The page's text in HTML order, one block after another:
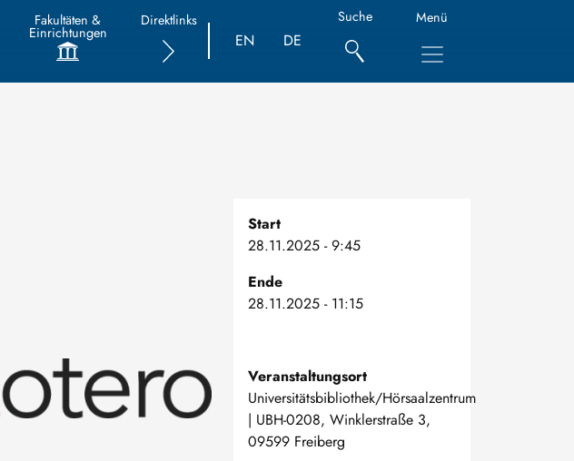
Fakultäten &
Einrichtungen
Direktlinks
EN DE
Suche Menü
Start
28.11.2025 - 9:45
Ende
28.11.2025 - 11:15
Veranstaltungsort
Universitätsbibliothek/Hörsaalzentrum
| UBH-0208, Winklerstraße 3,
09599 Freiberg